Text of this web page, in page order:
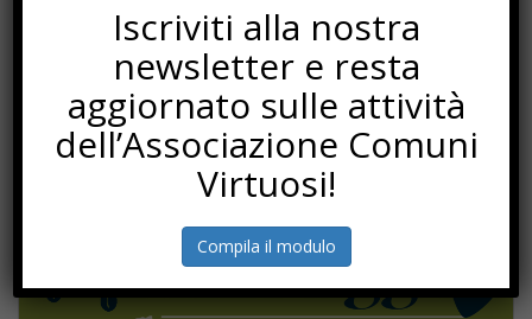
Iscriviti alla nostra
newsletter e resta
aggiornato sulle attività
dell’Associazione Comuni
Virtuosi!
Compila il modulo